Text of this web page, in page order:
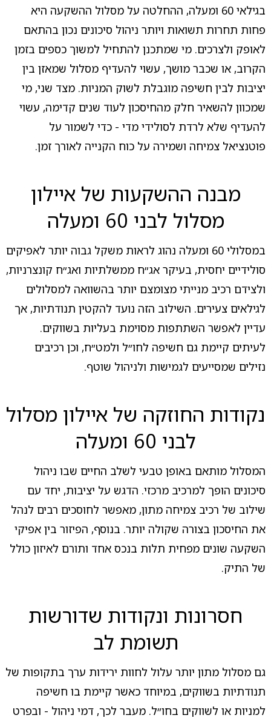
בגילאי 60 ומעלה, ההחלטה על מסלול ההשקעה היא
פחות תחרות תשואות ויותר ניהול סיכונים נכון בהתאם
לאופק ולצרכים. מי שמתכנן להתחיל למשוך כספים בזמן
הקרוב, או שכבר מושך, עשוי להעדיף מסלול שמאזן בין
יציבות לבין חשיפה מוגבלת לשוק המניות. מצד שני, מי
שמכוון להשאיר חלק מהחיסכון לעוד שנים קדימה, עשוי
להעדיף שלא לרדת לסולידי מדי - כדי לשמור על
פוטנציאל צמיחה ושמירה על כוח הקנייה לאורך זמן.
מבנה ההשקעות של איילון
מסלול לבני 60 ומעלה
במסלולי 60 ומעלה נהוג לראות משקל גבוה יותר לאפיקים
סולידיים יחסית, בעיקר אג״ח ממשלתיות ואג״ח קונצרניות,
ולצידם רכיב מנייתי מצומצם יותר בהשוואה למסלולים
לגילאים צעירים. השילוב הזה נועד להקטין תנודתיות, אך
עדיין לאפשר השתתפות מסוימת בעליות בשווקים.
לעיתים קיימת גם חשיפה לחו״ל ולמט״ח, וכן רכיבים
נזילים שמסייעים לגמישות ולניהול שוטף.
נקודות החוזקה של איילון מסלול
לבני 60 ומעלה
המסלול מותאם באופן טבעי לשלב החיים שבו ניהול
סיכונים הופך למרכיב מרכזי. הדגש על יציבות, יחד עם
שילוב של רכיב צמיחה מתון, מאפשר לחוסכים רבים לנהל
את החיסכון בצורה שקולה יותר. בנוסף, הפיזור בין אפיקי
השקעה שונים מפחית תלות בנכס אחד ותורם לאיזון כולל
של התיק.
חסרונות ונקודות שדורשות
תשומת לב
גם מסלול מתון יותר עלול לחוות ירידות ערך בתקופות של
תנודתיות בשווקים, במיוחד כאשר קיימת בו חשיפה
למניות או לשווקים בחו״ל. מעבר לכך, דמי ניהול - ובפרט